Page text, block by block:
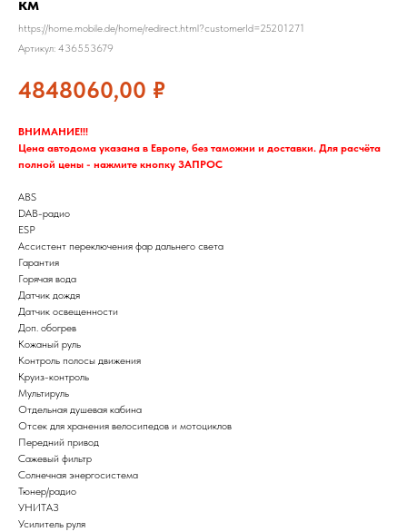
https://home.mobile.de/home/redirect.html?customerId=25201271
Артикул: 436553679
4848060,00 ₽
ВНИМАНИЕ!!!
Цена автодома указана в Европе, без таможни и доставки. Для расчёта
полной цены - нажмите кнопку ЗАПРОС
ABS
DAB-радио
ESP
Ассистент переключения фар дальнего света
Гарантия
Горячая вода
Датчик дождя
Датчик освещенности
Доп. обогрев
Кожаный руль
Контроль полосы движения
Круиз-контроль
Мультируль
Отдельная душевая кабина
Отсек для хранения велосипедов и мотоциклов
Передний привод
Сажевый фильтр
Солнечная энергосистема
Тюнер/радио
УНИТАЗ
Усилитель руля